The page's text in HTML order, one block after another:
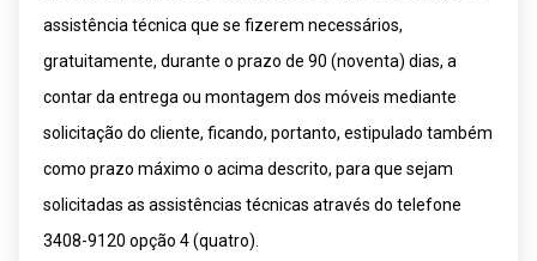
assistência técnica que se fizerem necessários,
gratuitamente, durante o prazo de 90 (noventa) dias, a
contar da entrega ou montagem dos móveis mediante
solicitação do cliente, ficando, portanto, estipulado também
como prazo máximo o acima descrito, para que sejam
solicitadas as assistências técnicas através do telefone
3408-9120 opção 4 (quatro).